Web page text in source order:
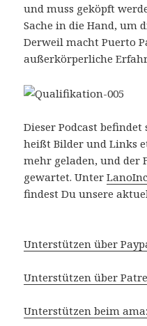
und muss geköpft
Sache in die Hand, um
Derweil macht Puerto
außerkörperliche
Dieser Podcast
heißt Bilder und Links
mehr geladen, und der
gewartet. Unter
findest Du unsere
Unterstützen über
Unterstützen über
Unterstützen beim